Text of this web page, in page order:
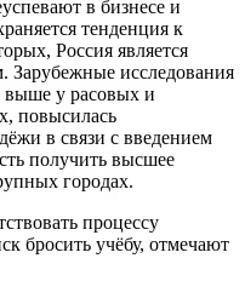
в бизнесе и
тенденция к
Россия является
Зарубежные исследования
выше у расовых и
повысилась
в связи с введением
получить высшее
городах.
процессу
бросить учёбу, отмечают